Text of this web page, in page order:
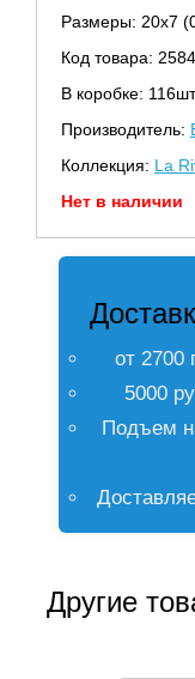
Размеры: 20х7
Код товара:
В коробке:
Производитель:
Коллекция: La
Нет в наличии
от 2700
5000
Подъем
Другие